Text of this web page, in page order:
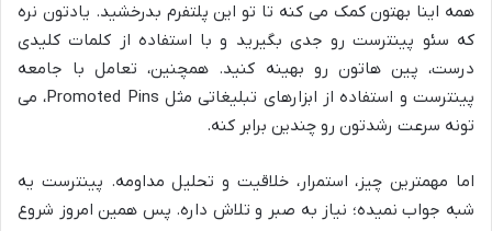
همه اینا بهتون کمک می کنه تا تو این پلتفرم بدرخشید. یادتون نره
که سئو پینترست رو جدی بگیرید و با استفاده از کلمات کلیدی
درست، پین هاتون رو بهینه کنید. همچنین، تعامل با جامعه
پینترست و استفاده از ابزارهای تبلیغاتی مثل Promoted Pins، می
تونه سرعت رشدتون رو چندین برابر کنه.
اما مهمترین چیز، استمرار، خلاقیت و تحلیل مداومه. پینترست یه
شبه جواب نمیده؛ نیاز به صبر و تلاش داره. پس همین امروز شروع